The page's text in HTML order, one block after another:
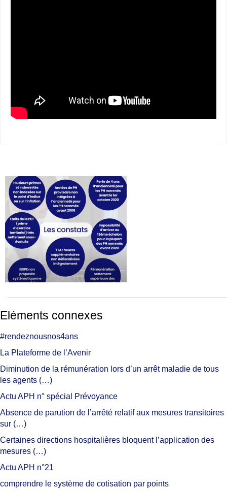
Eléments connexes
#rendeznousnos4ans
La Plateforme de l’Avenir
Diminution de la rémunération lors d’un arrêt maladie de tous
les agents (…)
Actu APH n° spécial Prévoyance
Absence de parution de l’arrêté relatif aux mesures transitoires
sur (…)
Certaines directions hospitalières bloquent l’application des
mesures (…)
Actu APH n°21
comprendre le système de cotisation par points